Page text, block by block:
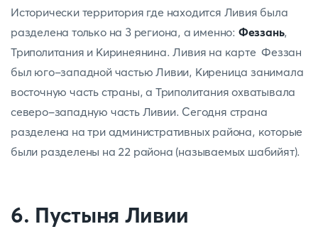
Исторически территория где находится Ливия была
разделена только на 3 региона, а именно: Феззань,
Триполитания и Киринеянина. Ливия на карте Феззан
был юго-западной частью Ливии, Киреница занимала
восточную часть страны, а Триполитания охватывала
северо-западную часть Ливии. Сегодня страна
разделена на три административных района, которые
были разделены на 22 района (называемых шабийят).
6. Пустыня Ливии